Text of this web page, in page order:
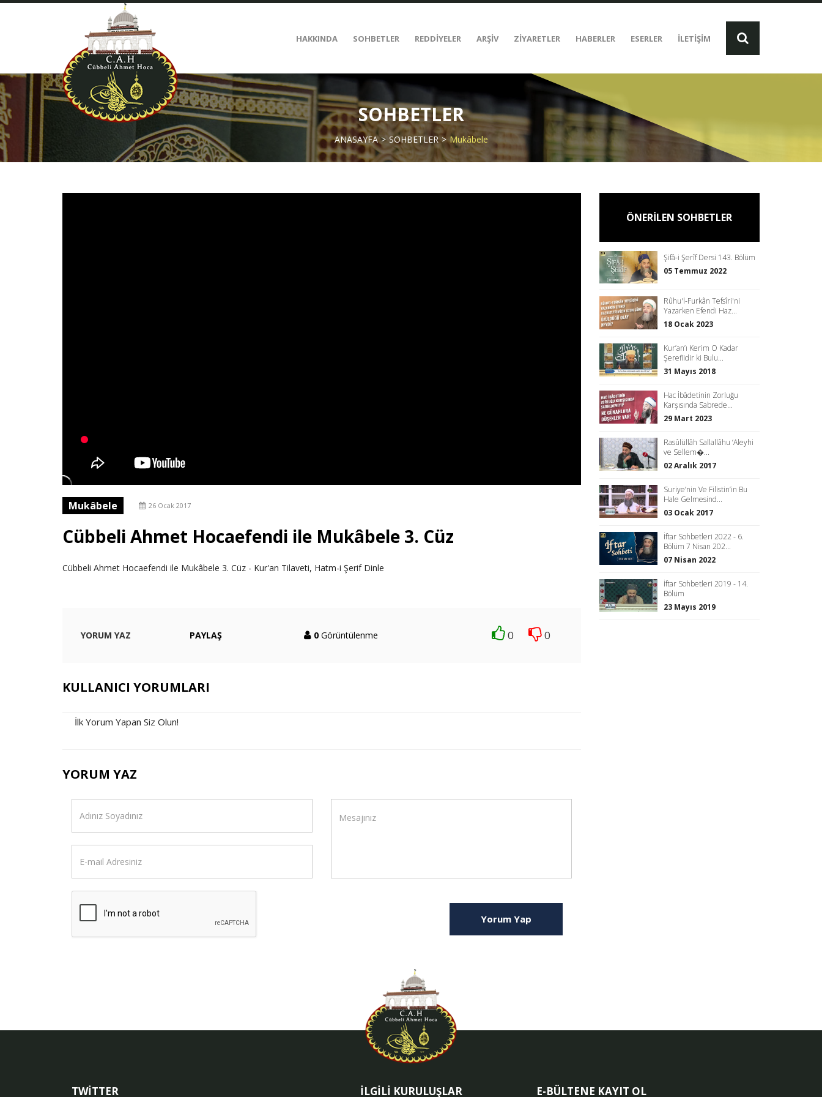
HAKKINDA SOHBETLER REDDİYELER ARŞİV ZİYARETLER HABERLER ESERLER İLETİŞİM
SOHBETLER
ANASAYFA SOHBETLER Mukâbele
Mukâbele 26 Ocak 2017
Cübbeli Ahmet Hocaefendi ile Mukâbele 3. Cüz
Cübbeli Ahmet Hocaefendi ile Mukâbele 3. Cüz - Kur'an Tilaveti, Hatm-i Şerif Dinle
YORUM YAZ PAYLAŞ 0 Görüntülenme 0 0
KULLANICI YORUMLARI
İlk Yorum Yapan Siz Olun!
YORUM YAZ
Yorum Yap
ÖNERİLEN SOHBETLER
Şifâ-i Şerîf Dersi 143. Bölüm
05 Temmuz 2022
Rûhu'l-Furkân Tefsîri'ni
Yazarken Efendi Haz...
18 Ocak 2023
Kur’an’ı Kerim O Kadar
Şereflidir ki Bulu...
31 Mayıs 2018
Hac İbâdetinin Zorluğu
Karşısında Sabrede...
29 Mart 2023
Rasûlüllâh Sallallâhu ‘Aleyhi
ve Sellem�...
02 Aralık 2017
Suriye’nin Ve Filistin’in Bu
Hale Gelmesind...
03 Ocak 2017
İftar Sohbetleri 2022 - 6.
Bölüm 7 Nisan 202...
07 Nisan 2022
İftar Sohbetleri 2019 - 14.
Bölüm
23 Mayıs 2019
TWİTTER İLGİLİ KURULUŞLAR E-BÜLTENE KAYIT OL